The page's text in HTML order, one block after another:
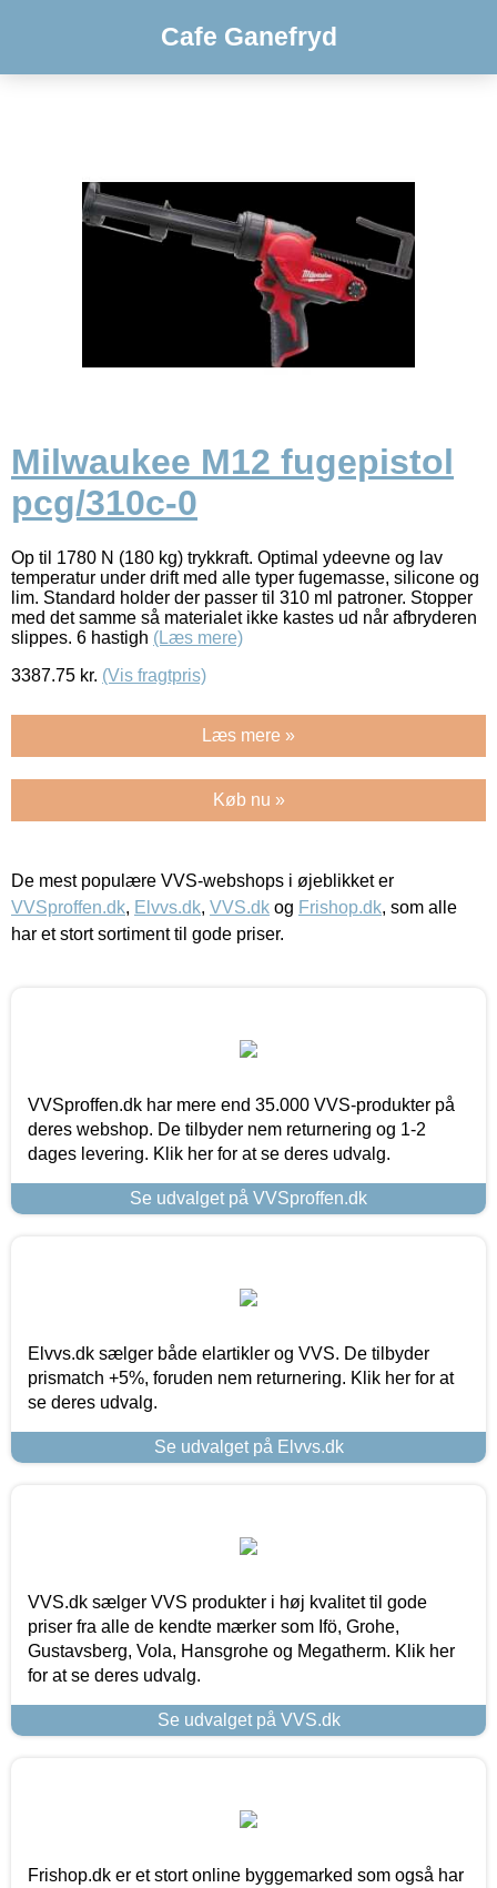
Cafe Ganefryd
Milwaukee M12 fugepistol
pcg/310c-0
Op til 1780 N (180 kg) trykkraft. Optimal ydeevne og lav
temperatur under drift med alle typer fugemasse, silicone og
lim. Standard holder der passer til 310 ml patroner. Stopper
med det samme så materialet ikke kastes ud når afbryderen
slippes. 6 hastigh (Læs mere)
3387.75 kr. (Vis fragtpris)
Læs mere »
Køb nu »
De mest populære VVS-webshops i øjeblikket er
VVSproffen.dk, Elvvs.dk, VVS.dk og Frishop.dk, som alle
har et stort sortiment til gode priser.
VVSproffen.dk har mere end 35.000 VVS-produkter på
deres webshop. De tilbyder nem returnering og 1-2
dages levering. Klik her for at se deres udvalg.
Se udvalget på VVSproffen.dk
Elvvs.dk sælger både elartikler og VVS. De tilbyder
prismatch +5%, foruden nem returnering. Klik her for at
se deres udvalg.
Se udvalget på Elvvs.dk
VVS.dk sælger VVS produkter i høj kvalitet til gode
priser fra alle de kendte mærker som Ifö, Grohe,
Gustavsberg, Vola, Hansgrohe og Megatherm. Klik her
for at se deres udvalg.
Se udvalget på VVS.dk
Frishop.dk er et stort online byggemarked som også har